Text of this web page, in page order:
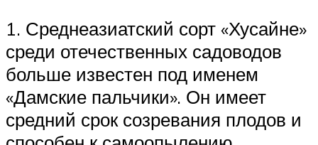
1. Среднеазиатский сорт «Хусайне»
среди отечественных садоводов
больше известен под именем
«Дамские пальчики». Он имеет
средний срок созревания плодов и